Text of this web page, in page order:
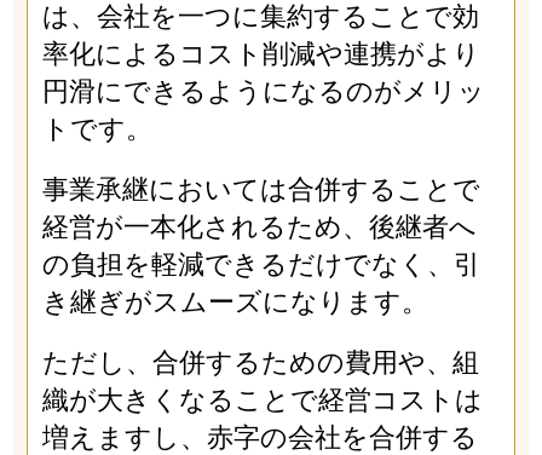
は、会社を一つに集約することで効
率化によるコスト削減や連携がより
円滑にできるようになるのがメリッ
トです。
事業承継においては合併することで
経営が一本化されるため、後継者へ
の負担を軽減できるだけでなく、引
き継ぎがスムーズになります。
ただし、合併するための費用や、組
織が大きくなることで経営コストは
増えますし、赤字の会社を合併する